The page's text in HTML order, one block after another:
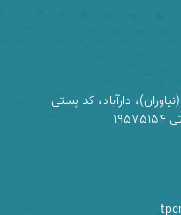
دارآباد، کد پستی